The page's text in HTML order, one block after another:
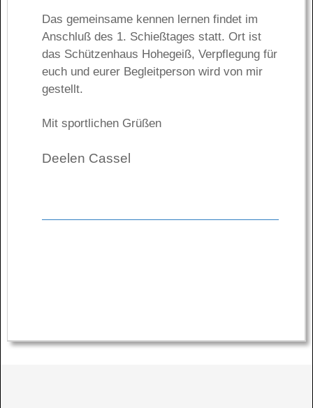
Das gemeinsame kennen lernen findet im
Anschluß des 1. Schießtages statt. Ort ist
das Schützenhaus Hohegeiß, Verpflegung für
euch und eurer Begleitperson wird von mir
gestellt.
Mit sportlichen Grüßen
Deelen Cassel